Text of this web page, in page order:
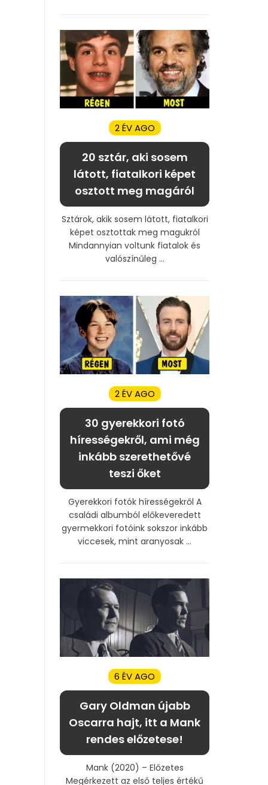
2 ÉV AGO
20 sztár, aki sosem
látott, fiatalkori képet
osztott meg magáról
Sztárok, akik sosem látott, fiatalkori
képet osztottak meg magukról
Mindannyian voltunk fiatalok és
valószínűleg ...
2 ÉV AGO
30 gyerekkori fotó
hírességekről, ami még
inkább szerethetővé
teszi őket
Gyerekkori fotók hírességekről A
családi albumból előkeveredett
gyermekkori fotóink sokszor inkább
viccesek, mint aranyosak ...
6 ÉV AGO
Gary Oldman újabb
Oscarra hajt, itt a Mank
rendes előzetese!
Mank (2020) – Előzetes
Megérkezett az első teljes értékű